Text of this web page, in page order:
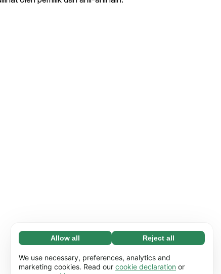
Necessary (65)
Necessary cookies help make our website
usable by enabling basic functions, e.g.
Learn more
Allow all Reject all
We use necessary, preferences, analytics and
marketing cookies. Read our cookie declaration or